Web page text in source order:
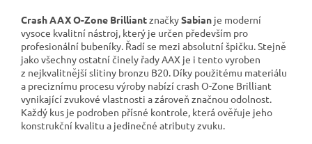
Crash AAX O-Zone BrilliantznačkySabian je moderní
vysoce kvalitní nástroj, který je určen především pro
profesionální bubeníky. Řadí se mezi absolutní špičku. Stejně
jako všechny ostatní činely řady AAX je i tento vyroben
z nejkvalitnější slitiny bronzu B20. Díky použitému materiálu
a preciznímu procesu výroby nabízí crash O-Zone Brilliant
vynikající zvukové vlastnosti a zároveň značnou odolnost.
Každý kus je podroben přísné kontrole, která ověřuje jeho
konstrukční kvalitu a jedinečné atributy zvuku.